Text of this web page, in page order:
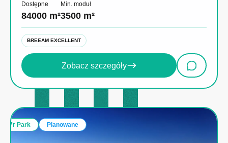
Dostępne
84000 m²
Min. moduł
3500 m²
BREEAM EXCELLENT
Zobacz szczegóły
7r Park Planowane